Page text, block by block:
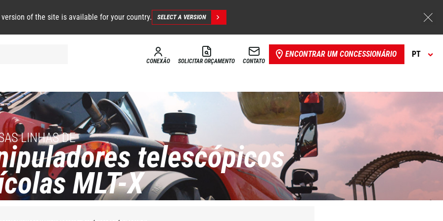
version of the site is available for your country. SELECT A VERSION
CONEXÃO SOLICITAR ORÇAMENTO CONTATO
ENCONTRAR UM CONCESSIONÁRIO PT
LINHAS DE
telescópicos
MLT-X